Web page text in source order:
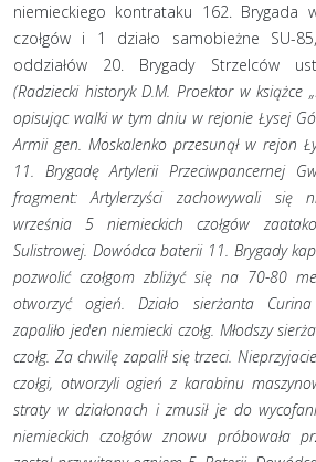
niemieckiego kontrataku 162. Brygada
czołgów i 1 działo samobieżne SU-
oddziałów 20. Brygady Strzelców
(Radziecki historyk D.M. Proektor w książce
opisując walki w tym dniu w rejonie Łysej
Armii gen. Moskalenko przesunął w rejon
11. Brygadę Artylerii Przeciwpancernej
fragment:
Artylerzyści zachowywali się
września 5 niemieckich czołgów
Sulistrowej. Dowódca baterii 11. Brygady
pozwolić czołgom zbliżyć się na 70-80
otworzyć ogień. Działo sierżanta Curina
zapaliło jeden niemiecki czołg. Młodszy
czołg. Za chwilę zapalił się trzeci.
czołgi, otworzyli ogień z karabinu
straty w działonach i zmusił je do
niemieckich czołgów znowu próbowała